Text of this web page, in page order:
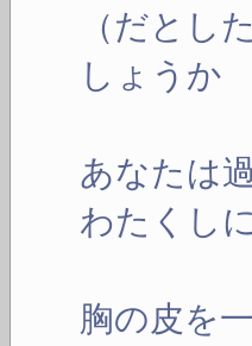
（だと
しょうか
あなたは
わたくし
胸の皮を